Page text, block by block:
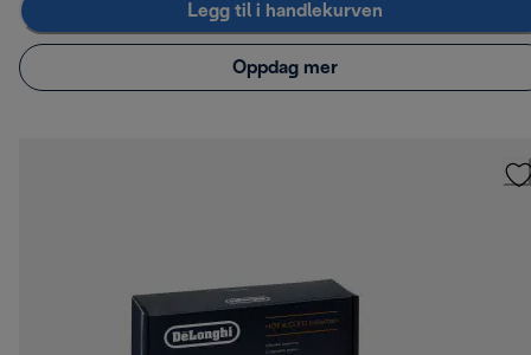
Legg til i handlekurven
Oppdag mer